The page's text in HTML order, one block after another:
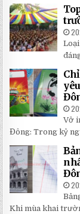
Vở
Đông: Trong kỷ
Khi mùa khai